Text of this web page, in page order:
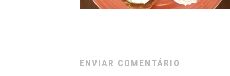
ENVIAR COMENTÁRIO